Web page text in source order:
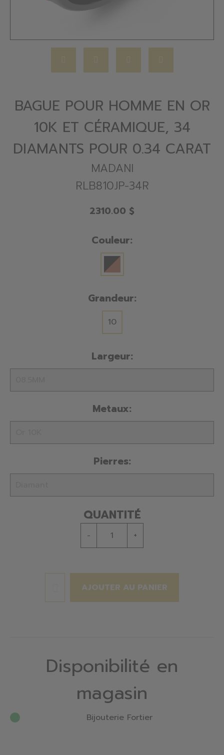
BAGUE POUR HOMME EN OR
10K ET CÉRAMIQUE, 34
DIAMANTS POUR 0.34 CARAT
MADANI
RLB810JP-34R
2310.00 $
Couleur:
Grandeur:
10
Largeur:
Metaux:
Pierres:
QUANTITÉ
- +
AJOUTER AU PANIER
Disponibilité en
magasin
Bijouterie Fortier